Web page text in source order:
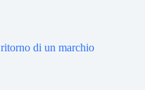
di un marchio